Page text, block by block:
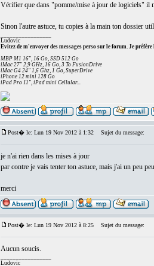
Vérifier que dans "pomme/mise à jour de logiciels" il
Sinon l'autre astuce, tu copies à la main ton dossier
Ludovic
Evitez de m'envoyer des messages perso sur le forum. Je préfère
MBP M1 16", 16 Go, SSD 512 Go
iMac 27" 2,9 GHz, 16 Go, 3 To FusionDrive
iMac G4 24" 1,6 Ghz, 1 Go, SuperDrive
iPhone 12 mini 128 Go
iPad Pro 11", iPad mini Cellular...
Post� le: Lun 19 Nov 2012 à 1:32 Sujet du message:
je n'ai rien dans les mises à jour
par contre je vais tenter ton astuce, mais j'ai un peu
merci
Post� le: Lun 19 Nov 2012 à 8:25 Sujet du message:
Aucun soucis.
Ludovic